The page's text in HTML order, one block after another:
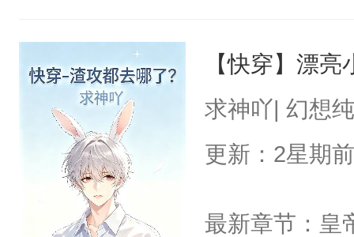
【快穿】漂
求神吖| 幻想
更新：2星期前
最新章节：皇